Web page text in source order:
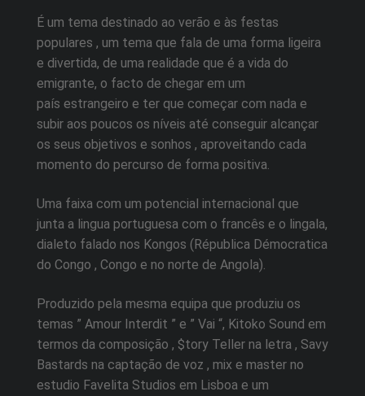
É um tema destinado ao verão e às festas
populares , um tema que fala de uma forma ligeira
e divertida, de uma realidade que é a vida do
emigrante, o facto de chegar em um
país estrangeiro e ter que começar com nada e
subir aos poucos os níveis até conseguir alcançar
os seus objetivos e sonhos , aproveitando cada
momento do percurso de forma positiva.
Uma faixa com um potencial internacional que
junta a lingua portuguesa com o francês e o lingala,
dialeto falado nos Kongos (Républica Démocratica
do Congo , Congo e no norte de Angola).
Produzido pela mesma equipa que produziu os
temas ” Amour Interdit ” e ” Vai “, Kitoko Sound em
termos da composição , $tory Teller na letra , Savy
Bastards na captação de voz , mix e master no
estudio Favelita Studios em Lisboa e um